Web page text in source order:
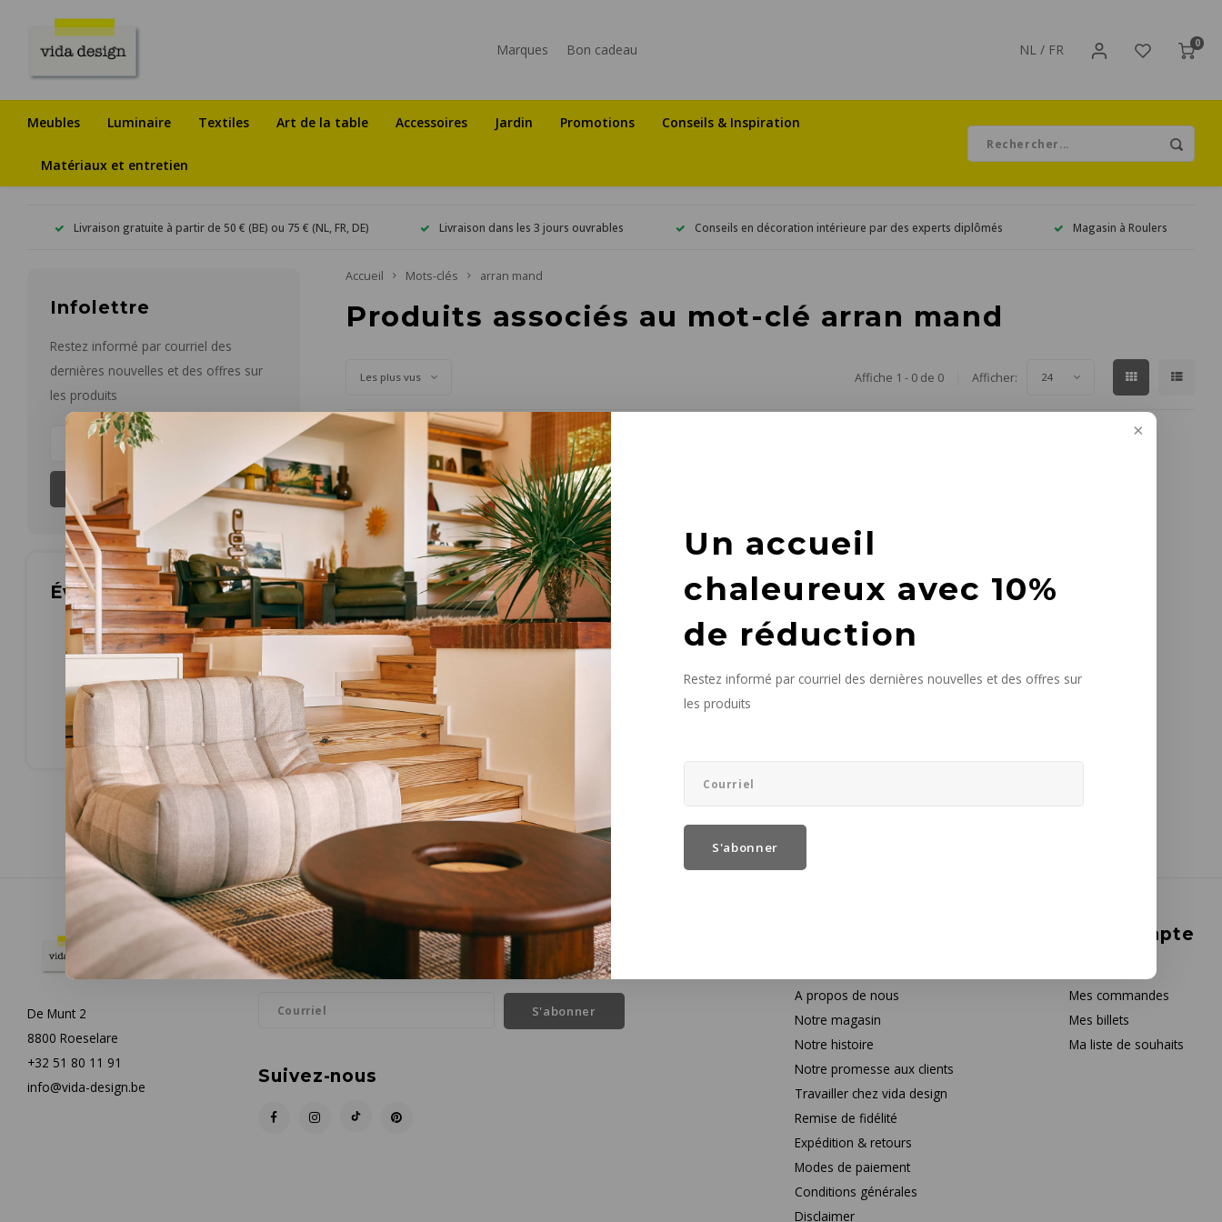
Un accueil
chaleureux avec 10%
de réduction
Restez informé par courriel des dernières nouvelles et des offres sur
les produits
S'abonner
Marques Bon cadeau NL / FR 0
Meubles Luminaire Textiles Art de la table Accessoires Jardin Promotions Conseils & Inspiration
Matériaux et entretien
Livraison gratuite à partir de 50 € (BE) ou 75 € (NL, FR, DE) Livraison dans les 3 jours ouvrables Conseils en décoration intérieure par des experts diplômés Magasin à Roulers
Infolettre
Restez informé par courriel des
dernières nouvelles et des offres sur
les produits
S'abonner
Évaluations
Accueil Mots-clés arran mand
Produits associés au mot-clé arran mand
Les plus vus Affiche 1 - 0 de 0 Afficher: 24
Aucun produit n'a été trouvé...
De Munt 2
8800 Roeselare
+32 51 80 11 91
info@vida-design.be
Infolettre
Restez informé par courriel des dernières nouvelles et des offres sur les produits
S'abonner
Suivez-nous
A propos de nous
Notre magasin
Notre histoire
Notre promesse aux clients
Travailler chez vida design
Remise de fidélité
Expédition & retours
Modes de paiement
Conditions générales
Disclaimer
Mon compte
Mes commandes
Mes billets
Ma liste de souhaits